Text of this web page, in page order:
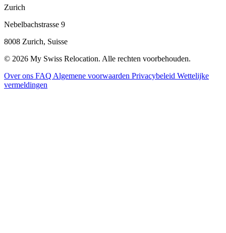
Zurich
Nebelbachstrasse 9
8008 Zurich, Suisse
© 2026 My Swiss Relocation. Alle rechten voorbehouden.
Over ons FAQ Algemene voorwaarden Privacybeleid Wettelijke
vermeldingen